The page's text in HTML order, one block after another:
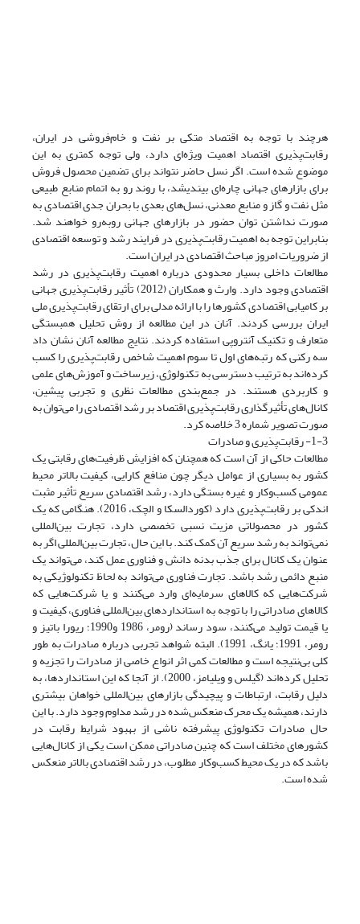
هرچند با توجه به اقتصاد متکی بر نفت و خام‌فروشی در ایران،
رقابت‌پذیری اقتصاد اهمیت ویژه‌ای دارد، ولی توجه کمتری به این
موضوع شده است. اگر نسل حاضر نتواند برای تضمین محصول فروش
برای بازارهای جهانی چاره‌ای بیندیشد، با روند رو به اتمام منابع طبیعی
مثل نفت و گاز و منابع معدنی، نسل‌های بعدی با بحران جدی اقتصادی به
صورت نداشتن توان حضور در بازارهای جهانی روبه‌رو خواهند شد.
بنابراین توجه به اهمیت رقابت‌پذیری در فرایند رشد و توسعه اقتصادی
از ضروریات امروز مباحث اقتصادی در ایران است.
مطالعات داخلی بسیار محدودی درباره اهمیت رقابت‌پذیری در رشد
اقتصادی وجود دارد. وارث و همکاران (2012) تأثیر رقابت‌پذیری جهانی
بر کامیابی اقتصادی کشورها را با ارائه مدلی برای ارتقای رقابت‌پذیری ملی
ایران بررسی کردند. آنان در این مطالعه از روش تحلیل همبستگی
متعارف و تکنیک آنتروپی استفاده کردند. نتایج مطالعه آنان نشان داد
سه رکنی که رتبه‌های اول تا سوم اهمیت شاخص رقابت‌پذیری را کسب
کرده‌اند به ترتیب دسترسی به تکنولوژی، زیرساخت و آموزش‌های علمی
و کاربردی هستند. در جمع‌بندی مطالعات نظری و تجربی پیشین،
کانال‌های تأثیرگذاری رقابت‌پذیری اقتصاد بر رشد اقتصادی را می‌توان به
صورت تصویر شماره 3 خلاصه کرد.
1-3- رقابت‌پذیری و صادرات
مطالعات حاکی از آن است که همچنان که افزایش ظرفیت‌های رقابتی یک
کشور به بسیاری از عوامل دیگر چون منافع کارایی، کیفیت بالاتر محیط
عمومی کسب‌وکار و غیره بستگی دارد، رشد اقتصادی سریع تأثیر مثبت
اندکی بر رقابت‌پذیری دارد (کوردالسکا و الچک، 2016). هنگامی که یک
کشور در محصولاتی مزیت نسبی تخصصی دارد، تجارت بین‌المللی
نمی‌تواند به رشد سریع آن کمک کند. با این حال، تجارت بین‌المللی اگر به
عنوان یک کانال برای جذب بدنه دانش و فناوری عمل کند، می‌تواند یک
منبع دائمی رشد باشد. تجارت فناوری می‌تواند به لحاظ تکنولوژیکی به
شرکت‌هایی که کالاهای سرمایه‌ای وارد می‌کنند و یا شرکت‌هایی که
کالاهای صادراتی را با توجه به استانداردهای بین‌المللی فناوری، کیفیت و
یا قیمت تولید می‌کنند، سود رساند (رومر، 1986 و1990؛ ریورا باتیز و
رومر، 1991؛ یانگ، 1991). البته شواهد تجربی درباره صادرات به طور
کلی بی‌نتیجه است و مطالعات کمی اثر انواع خاصی از صادرات را تجزیه و
تحلیل کرده‌اند (گیلس و ویلیامز، 2000). از آنجا که این استانداردها، به
دلیل رقابت، ارتباطات و پیچیدگی بازارهای بین‌المللی خواهان بیشتری
دارند، همیشه یک محرک منعکس‌شده در رشد مداوم وجود دارد. با این
حال صادرات تکنولوژی پیشرفته ناشی از بهبود شرایط رقابت در
کشورهای مختلف است که چنین صادراتی ممکن است یکی از کانال‌هایی
باشد که در یک محیط کسب‌وکار مطلوب، در رشد اقتصادی بالاتر منعکس
شده است.